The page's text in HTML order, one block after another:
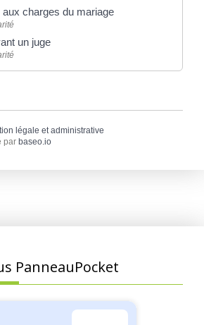
aux charges du mariage
un juge
légale et administrative
par baseo.io
PanneauPocket